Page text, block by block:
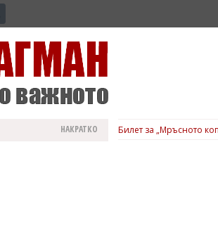
НАКРАТКО Билет за „Мръсното